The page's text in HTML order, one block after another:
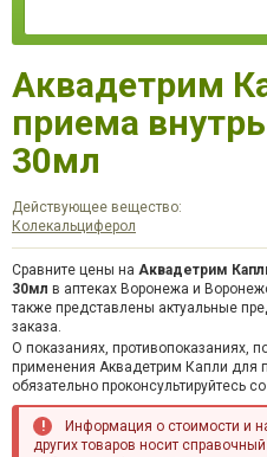
Аквадетрим
приема
30мл
Действующее вещество:
Колекальциферол
Сравните цены на Аквадетрим
30мл в аптеках Воронежа и
также представлены актуальные
заказа.
О показаниях, противопоказаниях,
применения Аквадетрим Капли для
обязательно проконсультируйтесь
Информация о стоимости и
других товаров носит